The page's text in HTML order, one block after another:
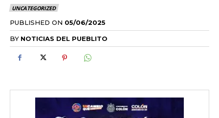
UNCATEGORIZED
PUBLISHED ON 05/06/2025
BY NOTICIAS DEL PUEBLITO